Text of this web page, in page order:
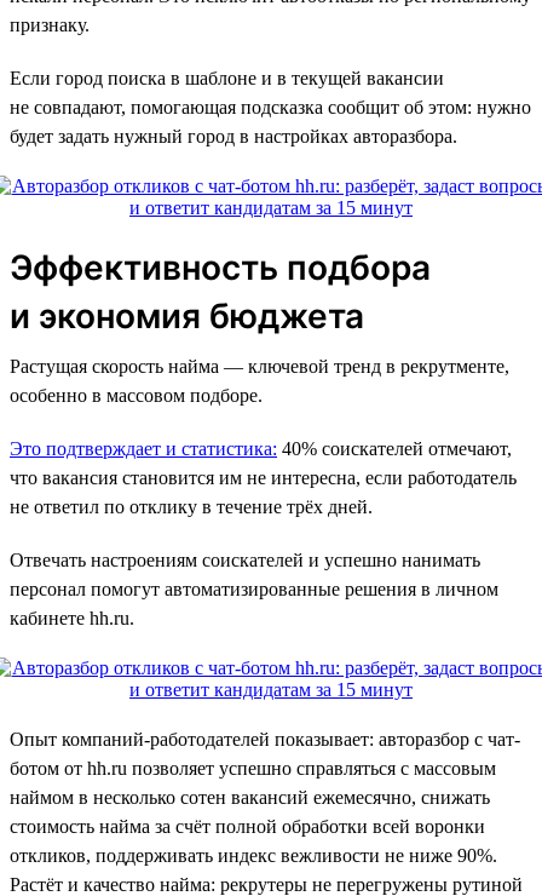
признаку.
Если город поиска в шаблоне и в текущей вакансии
не совпадают, помогающая подсказка сообщит об этом: нужно
будет задать нужный город в настройках авторазбора.
Эффективность подбора
и экономия бюджета
Растущая скорость найма — ключевой тренд в рекрутменте,
особенно в массовом подборе.
Это подтверждает и статистика: 40% соискателей отмечают,
что вакансия становится им не интересна, если работодатель
не ответил по отклику в течение трёх дней.
Отвечать настроениям соискателей и успешно нанимать
персонал помогут автоматизированные решения в личном
кабинете hh.ru.
Опыт компаний-работодателей показывает: авторазбор с чат-
ботом от hh.ru позволяет успешно справляться с массовым
наймом в несколько сотен вакансий ежемесячно, снижать
стоимость найма за счёт полной обработки всей воронки
откликов, поддерживать индекс вежливости не ниже 90%.
Растёт и качество найма: рекрутеры не перегружены рутиной